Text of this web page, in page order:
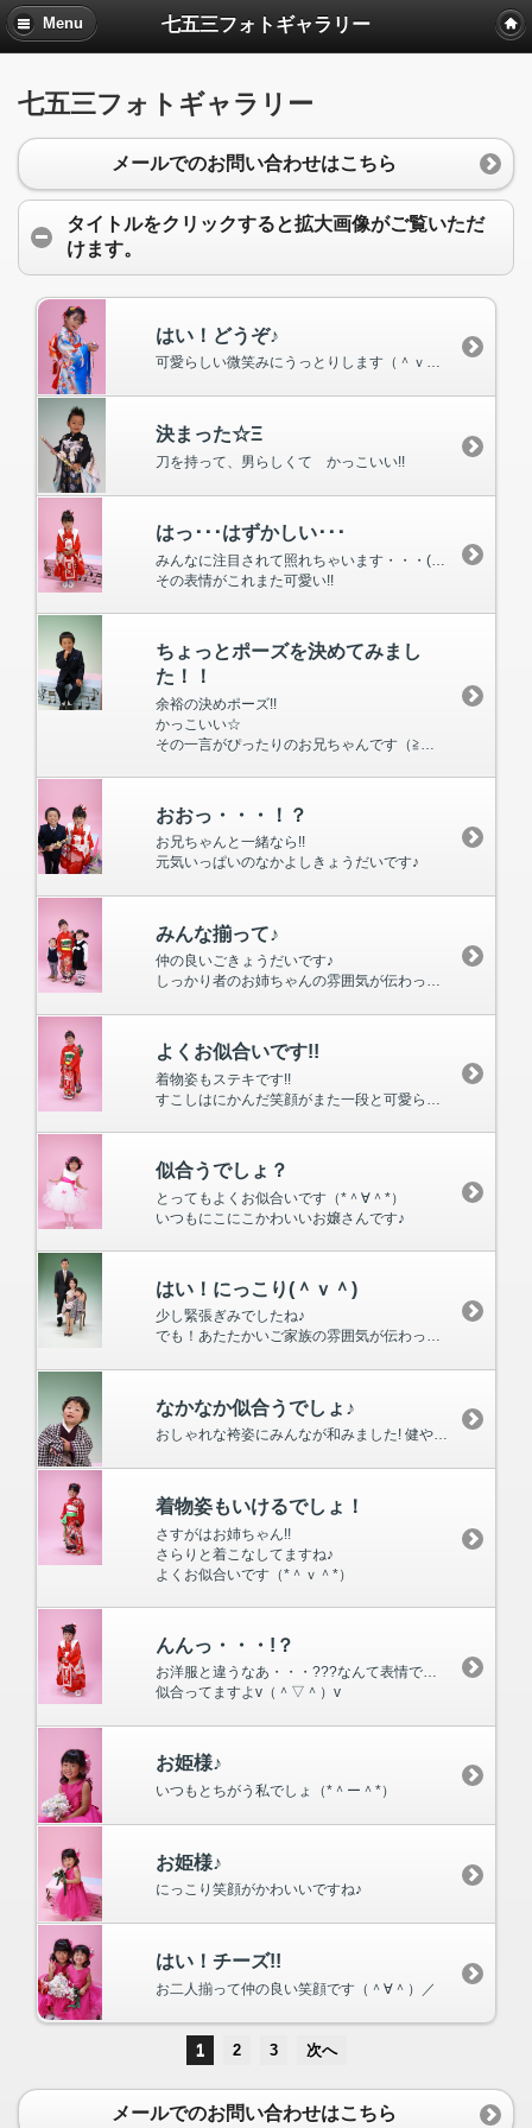
Menu 七五三フォトギャラリー
七五三フォトギャラリー
メールでのお問い合わせはこちら
タイトルをクリックすると拡大画像がご覧いただ
けます。
はい！どうぞ♪
可愛らしい微笑みにうっとりします（＾ｖ＾）♪
決まった☆Ξ
刀を持って、男らしくて かっこいい!!
はっ･･･はずかしい･･･
みんなに注目されて照れちゃいます・・・(+_+；)そんな表情でしょうか???
その表情がこれまた可愛い!!
ちょっとポーズを決めてみまし
た！！
余裕の決めポーズ!!
かっこいい☆
その一言がぴったりのお兄ちゃんです（≧▽≦）
おおっ・・・！？
お兄ちゃんと一緒なら!!
元気いっぱいのなかよしきょうだいです♪
みんな揃って♪
仲の良いごきょうだいです♪
しっかり者のお姉ちゃんの雰囲気が伝わってきます｡（*＾▽＾*）｡
よくお似合いです!!
着物姿もステキです!!
すこしはにかんだ笑顔がまた一段と可愛らしいです!!
似合うでしょ？
とってもよくお似合いです（*＾∀＾*）
いつもにこにこかわいいお嬢さんです♪
はい！にっこり(＾ｖ＾)
少し緊張ぎみでしたね♪
でも！あたたかいご家族の雰囲気が伝わってきます（*＾-＾*）
なかなか似合うでしょ♪
おしゃれな袴姿にみんなが和みました! 健やかなるご成長を楽しみにしています☆
着物姿もいけるでしょ！
さすがはお姉ちゃん!!
さらりと着こなしてますね♪
よくお似合いです（*＾ｖ＾*）
んんっ・・・!？
お洋服と違うなあ・・・???なんて表情でしょうか？
似合ってますよv（＾▽＾）v
お姫様♪
いつもとちがう私でしょ（*＾ー＾*）
お姫様♪
にっこり笑顔がかわいいですね♪
はい！チーズ!!
お二人揃って仲の良い笑顔です（＾∀＾）／
1 2 3 次へ
メールでのお問い合わせはこちら